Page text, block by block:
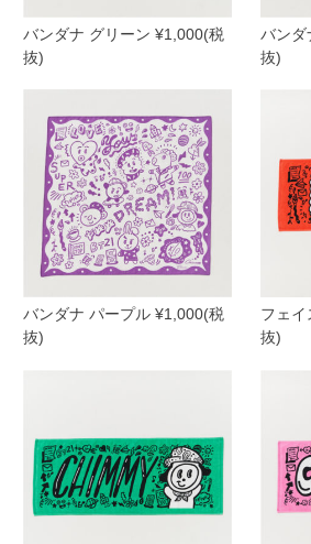
バンダナ グリーン ¥1,000(税
抜)
バンダ
抜)
バンダナ パープル ¥1,000(税
抜)
フェ
抜)